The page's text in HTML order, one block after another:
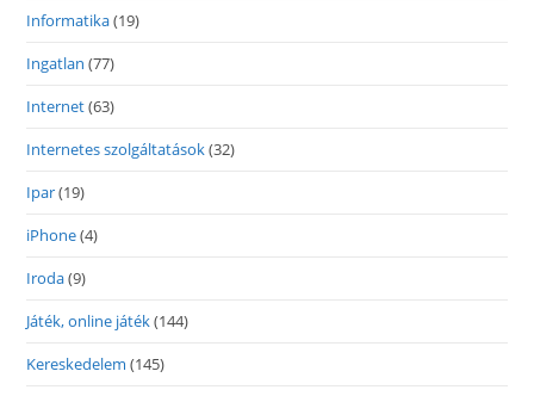
Informatika(19)
Ingatlan (77)
Internet(63)
Internetes szolgáltatások(32)
Ipar(19)
iPhone(4)
Iroda(9)
Játék, online játék(144)
Kereskedelem (145)